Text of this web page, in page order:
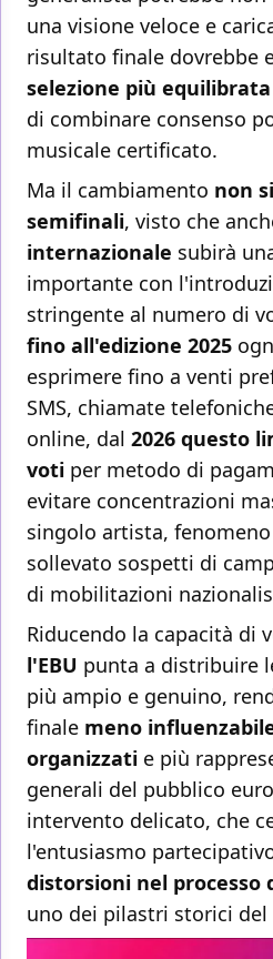
una visione veloce e
risultato finale dovrebbe
selezione più
di combinare consenso
musicale certificato.
Ma il cambiamento non
semifinali, visto che
internazionale subirà
importante con
stringente al numero di
fino all'edizione 2025
esprimere fino a venti
SMS, chiamate
online, dal 2026 questo
voti per metodo di
evitare concentrazioni
singolo artista,
sollevato sospetti di
di mobilitazioni
Riducendo la capacità di
l'EBU punta a distribuire
più ampio e genuino,
finale meno
organizzati e più
generali del pubblico
intervento delicato, che
l'entusiasmo
distorsioni nel processo
uno dei pilastri storici del